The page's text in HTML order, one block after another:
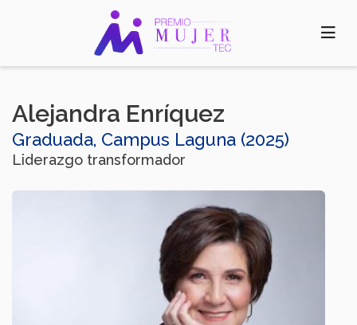
Alejandra Enríquez​
Graduada, Campus Laguna (2025)
Liderazgo transformador